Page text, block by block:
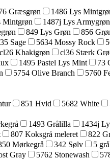
Græsgrøn 1486 Lys
Mintgrøn 1487j Lys Armygrøn
849 Lys Grøn 856
Sage 5634 Mossy Rock
cl26 Khakigrøn cl36 Stærk
1495 Pastel Lys Mint 73
5754 Olive Branch 5760
851 Hvid 5682 White
1493 Grålilla 1434j
807 Koksgrå meleret 822
Mørkegrå 342 Sølv 5
Gray 5762 Stonewash